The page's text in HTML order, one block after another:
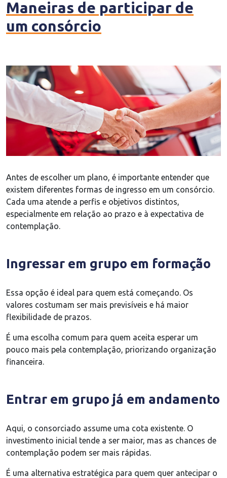
Maneiras de participar de
um consórcio
Antes de escolher um plano, é importante entender que
existem diferentes formas de ingresso em um consórcio.
Cada uma atende a perfis e objetivos distintos,
especialmente em relação ao prazo e à expectativa de
contemplação.
Ingressar em grupo em formação
Essa opção é ideal para quem está começando. Os
valores costumam ser mais previsíveis e há maior
flexibilidade de prazos.
É uma escolha comum para quem aceita esperar um
pouco mais pela contemplação, priorizando organização
financeira.
Entrar em grupo já em andamento
Aqui, o consorciado assume uma cota existente. O
investimento inicial tende a ser maior, mas as chances de
contemplação podem ser mais rápidas.
É uma alternativa estratégica para quem quer antecipar o